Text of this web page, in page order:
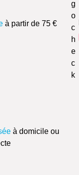
à partir de 75 €
à domicile ou